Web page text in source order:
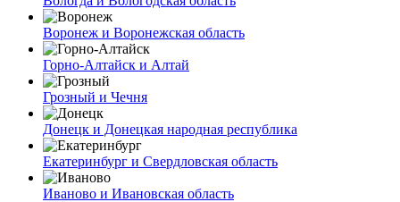
Воронеж и Воронежская область
Горно-Алтайск и Алтай
Грозный и Чечня
Донецк и Донецкая народная республика
Екатеринбург и Свердловская область
Иваново и Ивановская область